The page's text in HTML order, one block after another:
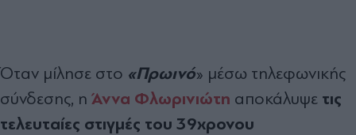
Όταν μίλησε στο «Πρωινό» μέσω τηλεφωνικής
σύνδεσης, η Άννα Φλωρινιώτη αποκάλυψε τις
τελευταίες στιγμές του 39χρονου